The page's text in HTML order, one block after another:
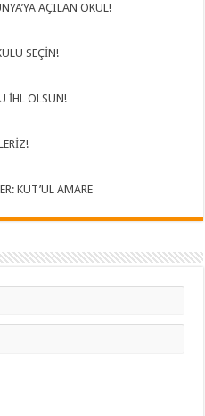
AÇILAN OKUL!
SEÇİN!
İHL OLSUN!
KUT’ÜL AMARE